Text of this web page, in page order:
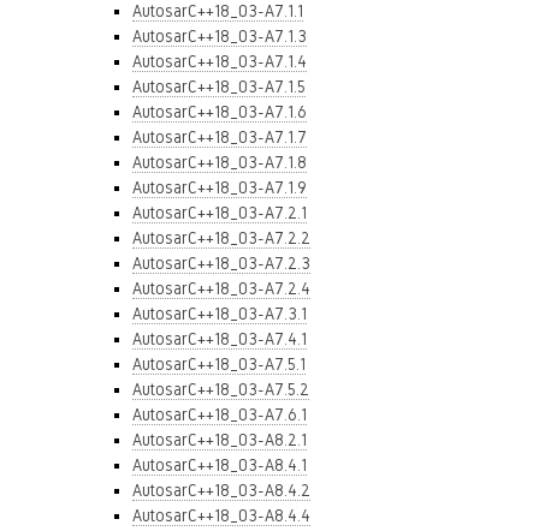
AutosarC++18_03-A7.1.1
AutosarC++18_03-A7.1.3
AutosarC++18_03-A7.1.4
AutosarC++18_03-A7.1.5
AutosarC++18_03-A7.1.6
AutosarC++18_03-A7.1.7
AutosarC++18_03-A7.1.8
AutosarC++18_03-A7.1.9
AutosarC++18_03-A7.2.1
AutosarC++18_03-A7.2.2
AutosarC++18_03-A7.2.3
AutosarC++18_03-A7.2.4
AutosarC++18_03-A7.3.1
AutosarC++18_03-A7.4.1
AutosarC++18_03-A7.5.1
AutosarC++18_03-A7.5.2
AutosarC++18_03-A7.6.1
AutosarC++18_03-A8.2.1
AutosarC++18_03-A8.4.1
AutosarC++18_03-A8.4.2
AutosarC++18_03-A8.4.4